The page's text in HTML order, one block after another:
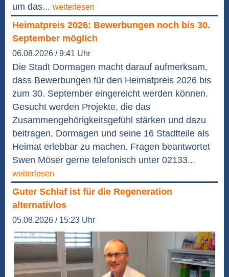
um das... weiterlesen
Heimatpreis 2026: Bewerbungen noch bis 30.
September möglich
06.08.2026 / 9:41 Uhr
Die Stadt Dormagen macht darauf aufmerksam,
dass Bewerbungen für den Heimatpreis 2026 bis
zum 30. September eingereicht werden können.
Gesucht werden Projekte, die das
Zusammengehörigkeitsgefühl stärken und dazu
beitragen, Dormagen und seine 16 Stadtteile als
Heimat erlebbar zu machen. Fragen beantwortet
Swen Möser gerne telefonisch unter 02133...
weiterlesen
Guter Schlaf ist für die Regeneration
alternativlos
05.08.2026 / 15:23 Uhr